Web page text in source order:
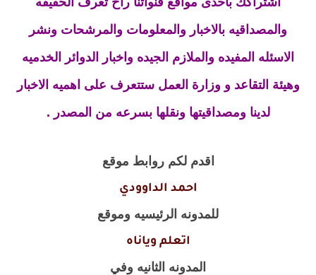
والمصداقيه بالاخبار والمعلومات والمرشحات ونشر
الاسئله المفيده والملازم الجيده واخبار الدوائر الخدميه
وهيئة التقاعد و وزارة العمل ستتعرف على اهميه الاخبار
لدينا ومصداقيتها ونقلها بسرعه من المصدر .
اقدم لكم روابط موقع
احمد الداوودي
للمدونه الرئيسيه وموقع
اتعلم وياناه
المدونه الثانيه وفي